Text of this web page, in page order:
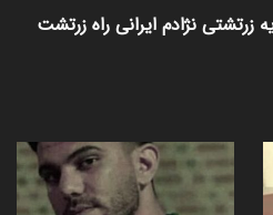
زرتشتی نژادم ایرانی راه زرتشت